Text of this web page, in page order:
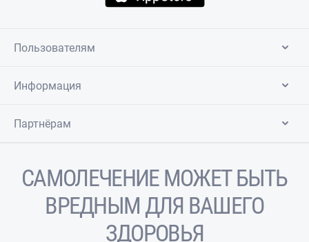
Пользователям
Информация
Партнёрам
САМОЛЕЧЕНИЕ МОЖЕТ БЫТЬ
ВРЕДНЫМ ДЛЯ ВАШЕГО
ЗДОРОВЬЯ